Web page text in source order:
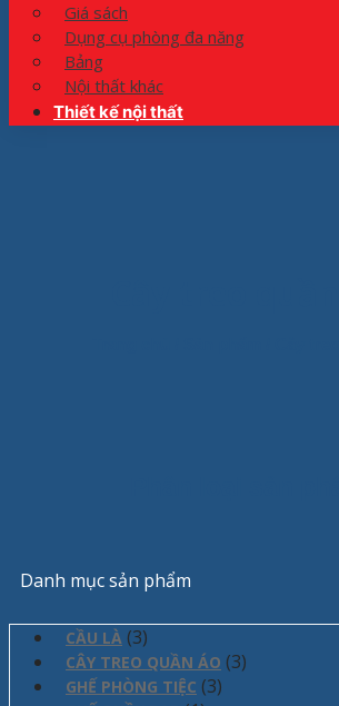
Giá sách
Dụng cụ phòng đa năng
Bảng
Nội thất khác
Thiết kế nội thất
Danh mục sản phẩm
CẦU LÀ (3)
CÂY TREO QUẦN ÁO (3)
GHẾ PHÒNG TIỆC (3)